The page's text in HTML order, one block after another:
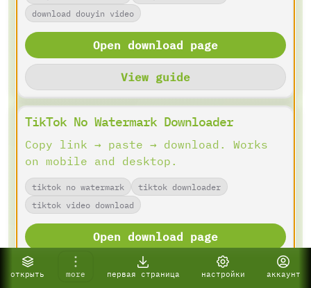
открыть more первая страница настройки аккаунт
download douyin video
Open download page
View guide
TikTok No Watermark Downloader
Copy link → paste → download. Works
on mobile and desktop.
tiktok no watermark
tiktok downloader
tiktok video download
Open download page
View guide